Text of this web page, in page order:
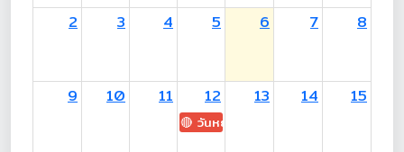
2 3 4 5 6 7 8
9 10 11 12
🔴 วันหยุด: H.M. Queen Sirikit The
13 14 15